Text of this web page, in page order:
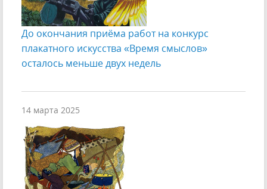
До окончания приёма работ на конкурс
плакатного искусства «Время смыслов»
осталось меньше двух недель
14 марта 2025